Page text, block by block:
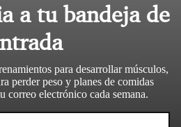
a tu bandeja de
para desarrollar músculos,
perder peso y planes de comidas
correo electrónico cada semana.